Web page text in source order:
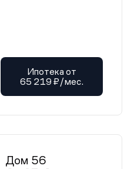
Ипотека от
65 219 ₽/мес.
Дом 56